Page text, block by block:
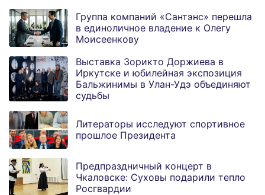
Группа компаний «Сантэнс» перешла
в единоличное владение к Олегу
Моисеенкову
Выставка Зорикто Доржиева в
Иркутске и юбилейная экспозиция
Бальжинимы в Улан-Удэ объединяют
судьбы
Литераторы исследуют спортивное
прошлое Президента
Предпраздничный концерт в
Чкаловске: Суховы подарили тепло
Росгвардии